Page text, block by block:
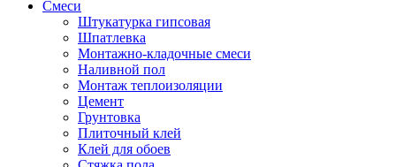
Смеси
Штукатурка гипсовая
Шпатлевка
Монтажно-кладочные смеси
Наливной пол
Монтаж теплоизоляции
Цемент
Грунтовка
Плиточный клей
Клей для обоев